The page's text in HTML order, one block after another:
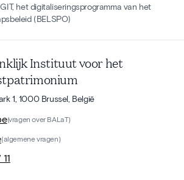
het digitaliseringsprogramma van het
(BELSPO)
Instituut voor het
1, 1000 Brussel, België
(vragen over BALaT)
(algemene vragen)